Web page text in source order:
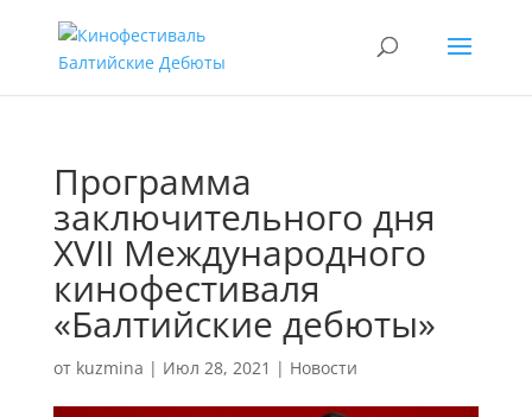
Программа
заключительного дня
XVII Международного
кинофестиваля
«Балтийские дебюты»
от kuzmina | Июл 28, 2021 | Новости